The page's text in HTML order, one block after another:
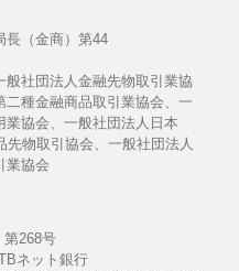
長（金商）第44
般社団法人金融先物取引業協
二種金融商品取引業協会、一
業協会、一般社団法人日本
先物取引協会、一般社団法人
業協会
第268号
ネット銀行